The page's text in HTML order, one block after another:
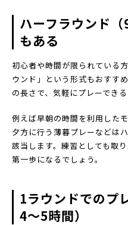
ハーフラウンド
もある
初心者や時間が限られている
ウンド」という形式もおすす
の長さで、気軽にプレーでき
例えば早朝の時間を利用した
夕方に行う薄暮プレーなどは
該当します。練習としても取
第一歩になるでしょう。
1ラウンドでのプ
4〜5時間）